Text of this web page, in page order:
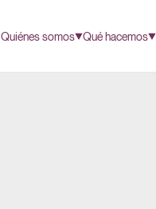
Quiénes somos Qué hacemos